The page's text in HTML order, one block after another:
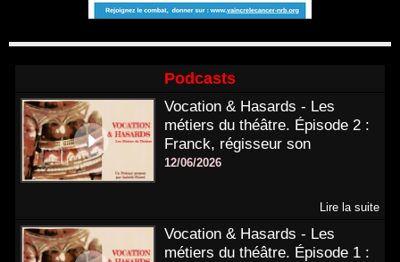
Podcasts
Vocation & Hasards - Les
métiers du théâtre. Épisode 2 :
Franck, régisseur son
12/06/2026
Lire la suite
Vocation & Hasards - Les
métiers du théâtre. Épisode 1 :